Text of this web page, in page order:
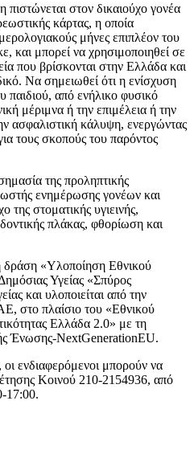
στον δικαιούχο γονέα
κάρτας, η οποία
μήνες επιπλέον του
και μπορεί να χρησιμοποιηθεί σε
που βρίσκονται στην Ελλάδα και
Να σημειωθεί ότι η ενίσχυση
παιδιού, από ενήλικο φυσικό
μέριμνα ή την επιμέλεια ή την
ασφαλιστική κάλυψη, ενεργώντας
τους σκοπούς του παρόντος
της προληπτικής
ενημέρωσης γονέων και
της στοματικής υγιεινής,
πλάκας, φθορίωση και
δράση «Υλοποίηση Εθνικού
Υγείας «Σπύρος
και υλοποιείται από την
στο πλαίσιο του «Εθνικού
Ελλάδα 2.0» με τη
Ένωσης-NextGenerationEU.
ενδιαφερόμενοι μπορούν να
Κοινού 210-2154936, από
17:00.